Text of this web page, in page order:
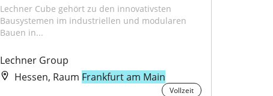
Lechner Cube gehört zu den innovativsten
Bausystemen im industriellen und modularen
Bauen in...
Lechner Group
Hessen, Raum Frankfurt am Main
Vollzeit